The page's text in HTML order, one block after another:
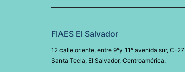
FIAES El Salvador
12 calle oriente, entre 9°y 11° avenida sur, C-
Santa Tecla, El Salvador, Centroamérica.